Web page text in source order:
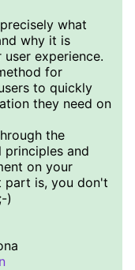
what
why it is
experience.
for
to quickly
they need on
the
and
on your
part is, you don't
)